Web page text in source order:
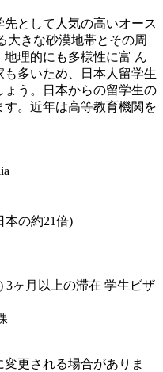
として人気の高いオース
大きな砂漠地帯とその周
理的にも多様性に富 ん
多いため、日本人留学生
う。日本からの留学生の
。近年は高等教育機関を
本の約21倍)
3ヶ月以上の滞在 学生ビザ
更される場合がありま